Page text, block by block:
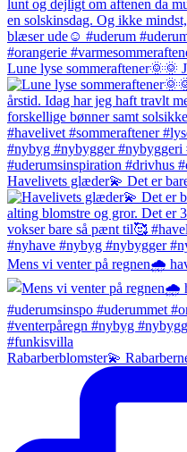
Lune lyse sommeraftener🌞🌞
Havelivets glæder💫 Det er
Mens vi venter på regnen🌧️
Rabarberblomster💫